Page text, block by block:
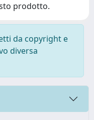
prodotto.
da copyright e
diversa